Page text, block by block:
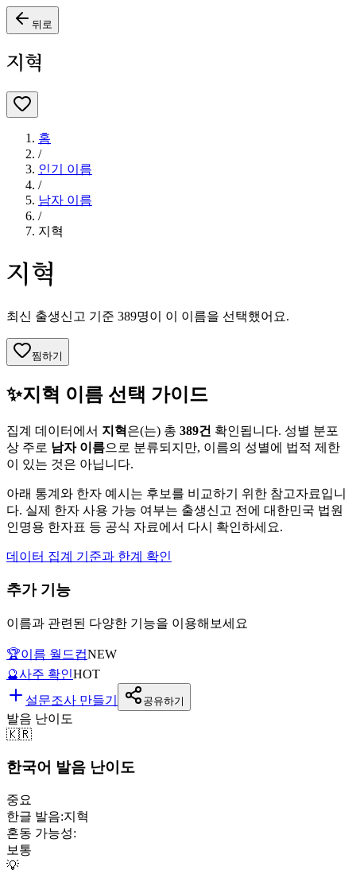
뒤로
지혁
홈
/
인기 이름
/
남자 이름
/
지혁
지혁
최신 출생신고 기준 389명이 이 이름을 선택했어요.
찜하기
✨지혁 이름 선택 가이드
집계 데이터에서 지혁 은(는) 총 389건 확인됩니다. 성별 분포
상 주로 남자이름으로 분류되지만, 이름의 성별에 법적 제한
이 있는 것은 아닙니다.
아래 통계와 한자 예시는 후보를 비교하기 위한 참고자료입니
다. 실제 한자 사용 가능 여부는 출생신고 전에 대한민국 법원
인명용 한자표 등 공식 자료에서 다시 확인하세요.
데이터 집계 기준과 한계 확인
추가 기능
이름과 관련된 다양한 기능을 이용해보세요
🏆이름 월드컵NEW
🔮사주 확인HOT
설문조사 만들기
공유하기
발음 난이도
🇰🇷
한국어 발음 난이도
중요
한글 발음:지혁
혼동 가능성:
보통
💡